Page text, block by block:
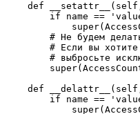
def
if name ==
# Не будем
# Если вы
# выбросьте
def
if name ==